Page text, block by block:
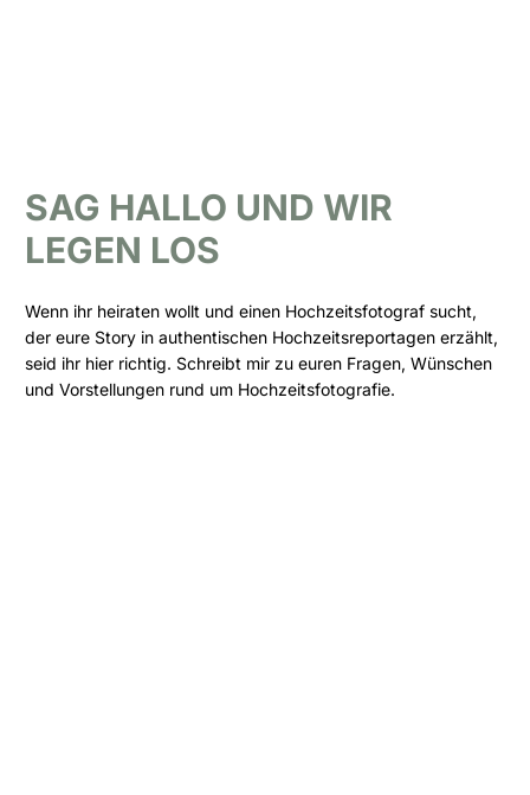
SAG HALLO UND WIR
LEGEN LOS
Wenn ihr heiraten wollt und einen Hochzeitsfotograf sucht,
der eure Story in authentischen Hochzeitsreportagen erzählt,
seid ihr hier richtig. Schreibt mir zu euren Fragen, Wünschen
und Vorstellungen rund um Hochzeitsfotografie.